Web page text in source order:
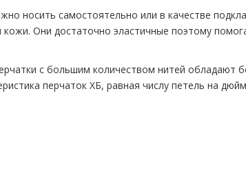
носить самостоятельно или в качестве
Они достаточно эластичные поэтому
с большим количеством нитей обладают
перчаток ХБ, равная числу петель на